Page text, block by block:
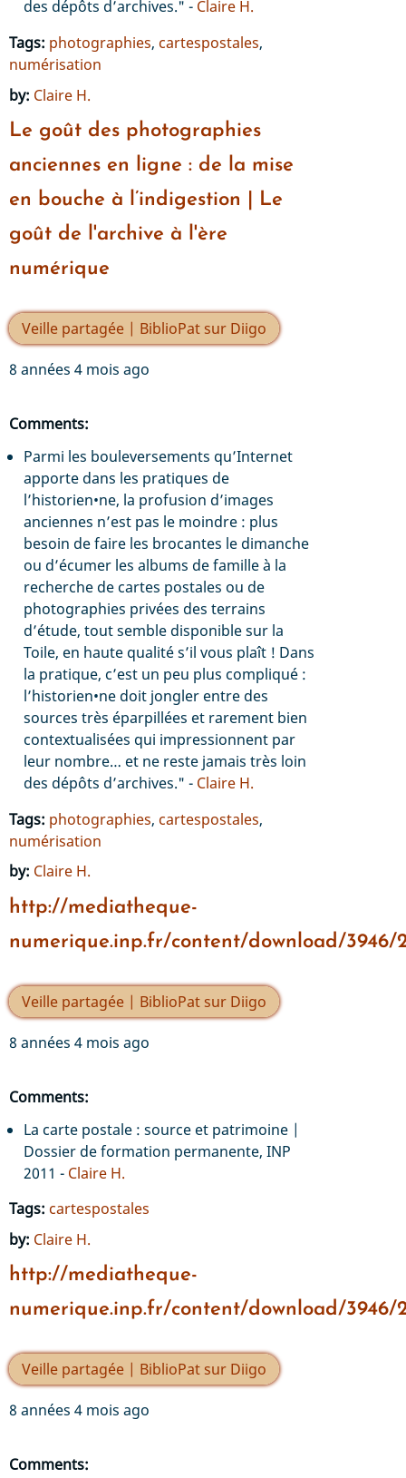
des dépôts d’archives." - Claire H.
Tags: photographies, cartespostales,
numérisation
by: Claire H.
Le goût des photographies
anciennes en ligne : de la mise
en bouche à l’indigestion | Le
goût de l'archive à l'ère
numérique
Veille partagée | BiblioPat sur Diigo
8 années 4 mois ago
Comments:
Parmi les bouleversements qu’Internet
apporte dans les pratiques de
l’historien•ne, la profusion d’images
anciennes n’est pas le moindre : plus
besoin de faire les brocantes le dimanche
ou d’écumer les albums de famille à la
recherche de cartes postales ou de
photographies privées des terrains
d’étude, tout semble disponible sur la
Toile, en haute qualité s’il vous plaît ! Dans
la pratique, c’est un peu plus compliqué :
l’historien•ne doit jongler entre des
sources très éparpillées et rarement bien
contextualisées qui impressionnent par
leur nombre… et ne reste jamais très loin
des dépôts d’archives." - Claire H.
Tags: photographies, cartespostales,
numérisation
by: Claire H.
http://mediatheque-
numerique.inp.fr/content/download/3946/
Veille partagée | BiblioPat sur Diigo
8 années 4 mois ago
Comments:
La carte postale : source et patrimoine |
Dossier de formation permanente, INP
2011 - Claire H.
Tags: cartespostales
by: Claire H.
http://mediatheque-
numerique.inp.fr/content/download/3946/
Veille partagée | BiblioPat sur Diigo
8 années 4 mois ago
Comments: